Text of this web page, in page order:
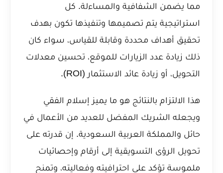
مما يضمن الشفافية والمساءلة. كل
استراتيجية يتم تصميمها وتنفيذها تكون بهدف
تحقيق أهداف محددة وقابلة للقياس، سواء كان
ذلك زيادة عدد الزيارات للموقع، تحسين معدلات
التحويل، أو زيادة عائد الاستثمار (ROI).
هذا الالتزام بالنتائج هو ما يميز إسلام الفقي
ويجعله الشريك المفضل للعديد من الأعمال في
حائل والمملكة العربية السعودية. إن قدرته على
تحويل الرؤى التسويقية إلى أرقام وإحصائيات
ملموسة تؤكد على احترافيته وفعاليته، وتمنح